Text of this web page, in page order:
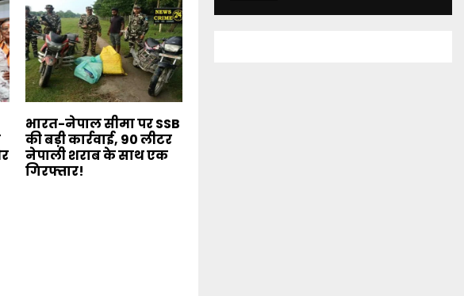
भारत-नेपाल सीमा पर SSB
की बड़ी कार्रवाई, 90 लीटर
नेपाली शराब के साथ एक
गिरफ्तार!